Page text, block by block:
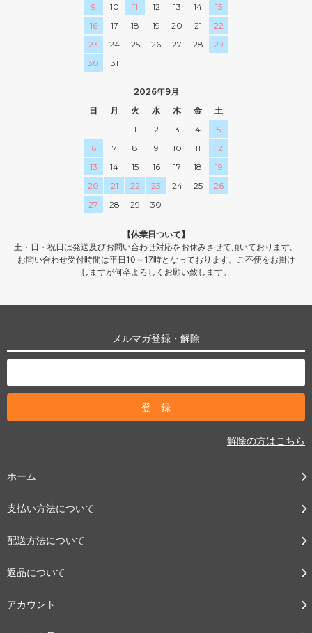
9
10 11 12 13 14
15
16
17 18 19 20 21
22
23
24 25 26 27 28
29
30
31
2026年9月
日
月 火 水 木 金
土
1
2 3 4
5
6
7 8 9 10 11
12
13
14 15 16 17 18
19
20
21 22 23 24 25
26
27
28 29 30
【休業日ついて】
土・日・祝日は発送及びお問い合わせ対応をお休みさせて頂いております。
お問い合わせ受付時間は平日10～17時となっております。ご不便をお掛け
しますが何卒よろしくお願い致します。
メルマガ登録・解除
解除の方はこちら
ホーム
支払い方法について
配送方法について
返品について
アカウント